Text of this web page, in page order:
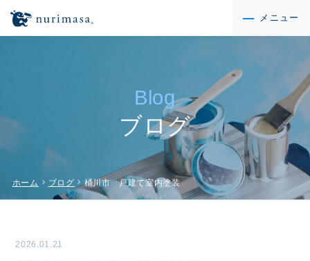
メニュー
Blog
ブログ
ホーム chevron_right ブログ chevron_right桶川市 戸建て室内塗装
2026.01.21